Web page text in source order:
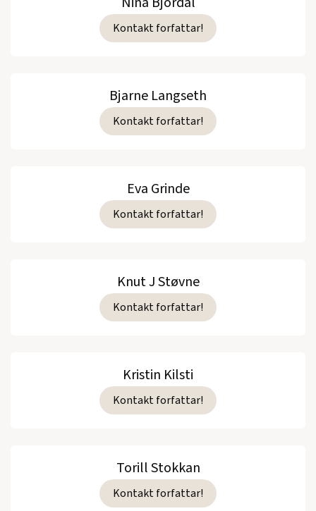
Kontakt forfattar!
Bjarne Langseth
Kontakt forfattar!
Eva Grinde
Kontakt forfattar!
Knut J Støvne
Kontakt forfattar!
Kristin Kilsti
Kontakt forfattar!
Torill Stokkan
Kontakt forfattar!